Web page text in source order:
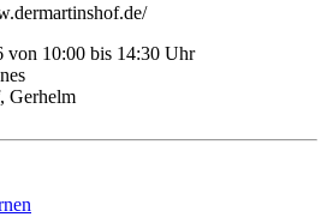
von 10:00 bis 14:30 Uhr
Gerhelm